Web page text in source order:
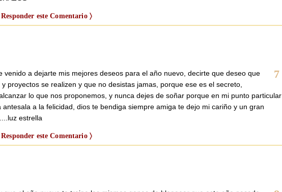
Responder este Comentario 〉
7
venido a dejarte mis mejores deseos para el año nuevo, decirte que deseo que
proyectos se realizen y que no desistas jamas, porque ese es el secreto,
lo que nos proponemos, y nunca dejes de soñar porque en mi punto particular
antesala a la felicidad, dios te bendiga siempre amiga te dejo mi cariño y un gran
estrella
Responder este Comentario 〉